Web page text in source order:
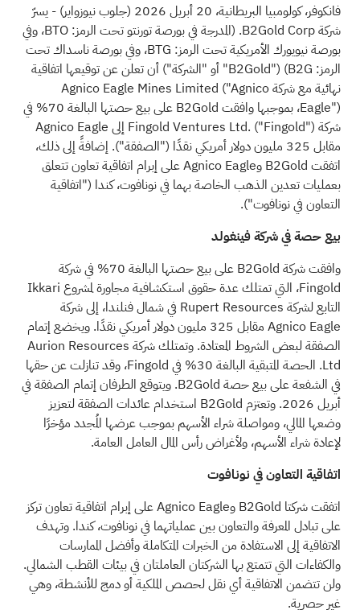
فانكوفر، كولومبيا البريطانية، 20 أبريل 2026 (جلوب نيوزواير) - يسرّ
شركة B2Gold Corp. (المدرجة في بورصة تورنتو تحت الرمز: BTO، وفي
بورصة نيويورك الأمريكية تحت الرمز: BTG، وفي بورصة ناسداك تحت
الرمز: B2G) ("B2Gold" أو "الشركة") أن تعلن عن توقيعها اتفاقية
نهائية مع شركة Agnico Eagle Mines Limited ("Agnico
Eagle")، بموجبها وافقت B2Gold على بيع حصتها البالغة 70% في
شركة Fingold Ventures Ltd. ("Fingold") إلى Agnico Eagle
مقابل 325 مليون دولار أمريكي نقدًا ("الصفقة"). إضافةً إلى ذلك،
اتفقت B2Gold وAgnico Eagle على إبرام اتفاقية تعاون تتعلق
بعمليات تعدين الذهب الخاصة بهما في نونافوت، كندا ("اتفاقية
التعاون في نونافوت").
بيع حصة في شركة فينغولد
وافقت شركة B2Gold على بيع حصتها البالغة 70% في شركة
Fingold، التي تمتلك عدة حقوق استكشافية مجاورة لمشروع Ikkari
التابع لشركة Rupert Resources في شمال فنلندا، إلى شركة
Agnico Eagle مقابل 325 مليون دولار أمريكي نقدًا. ويخضع إتمام
الصفقة لبعض الشروط المعتادة. وتمتلك شركة Aurion Resources
Ltd. الحصة المتبقية البالغة 30% في Fingold، وقد تنازلت عن حقها
في الشفعة على بيع حصة B2Gold. ويتوقع الطرفان إتمام الصفقة في
أبريل 2026. وتعتزم B2Gold استخدام عائدات الصفقة لتعزيز
وضعها المالي، ومواصلة شراء الأسهم بموجب عرضها المُجدد مؤخرًا
لإعادة شراء الأسهم، ولأغراض رأس المال العامل العامة.
اتفاقية التعاون في نونافوت
اتفقت شركتا B2Gold وAgnico Eagle على إبرام اتفاقية تعاون تركز
على تبادل المعرفة والتعاون بين عملياتهما في نونافوت، كندا. وتهدف
الاتفاقية إلى الاستفادة من الخبرات المتكاملة وأفضل الممارسات
والكفاءات التي تتمتع بها الشركتان العاملتان في بيئات القطب الشمالي.
ولن تتضمن الاتفاقية أي نقل لحصص الملكية أو دمج للأنشطة، وهي
غير حصرية.